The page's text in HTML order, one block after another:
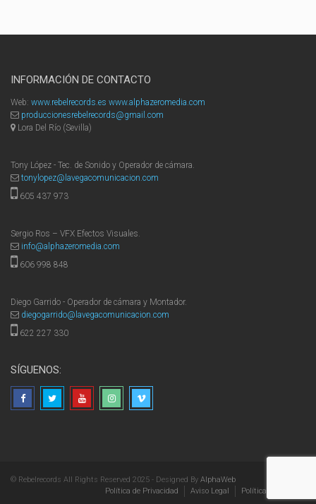
INFORMACIÓN DE CONTACTO
Web: www.rebelrecords.es www.alphazeromedia.com
produccionesrebelrecords@gmail.com
Lora Del Río (Sevilla)
Tony López - Tec. de Sonido y Operador de cámara.
tonylopez@lavegacomunicacion.com
605 437 973
Sergio Ros – VFX Efectos Visuales.
info@alphazeromedia.com
606 998 848
Diego Garrido - Operador de cámara y Montador.
diegogarrido@lavegacomunicacion.com
622 227 330
SÍGUENOS:
© Rebelrecords All Rights Reserved 2025 - Designed By AlphaWeb
Política de Privacidad
Aviso Legal Política de Cookies